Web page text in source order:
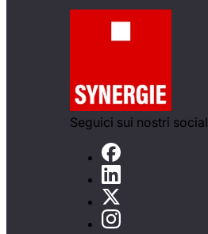
Seguici sui nostri social